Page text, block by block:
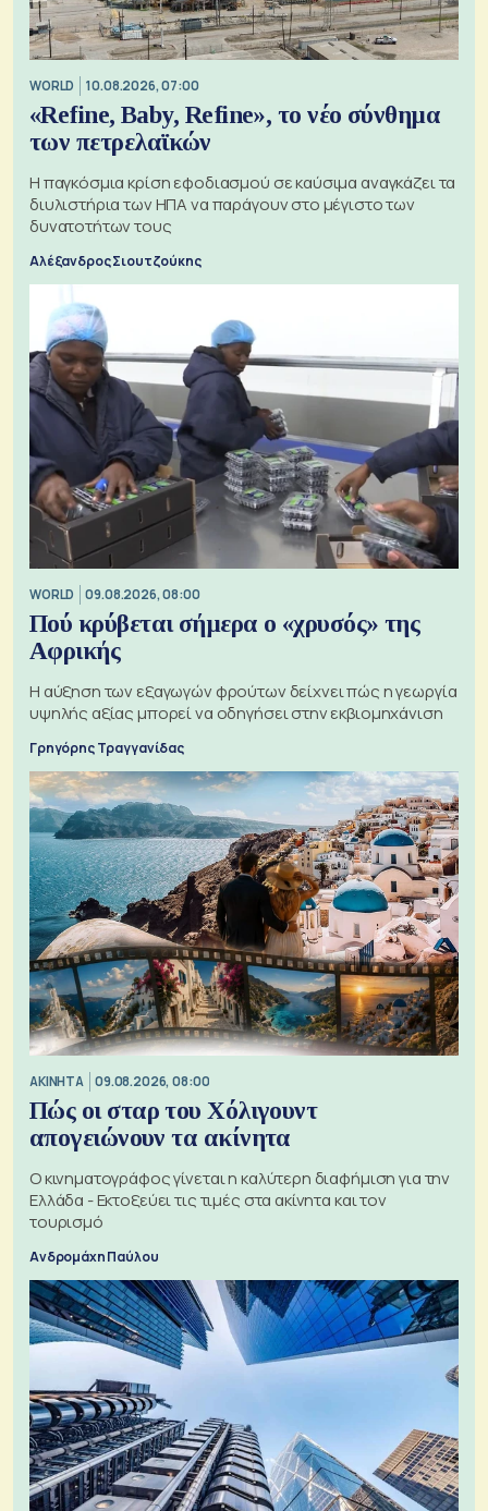
WORLD 10.08.2026, 07:00
«Refine, Baby, Refine», το νέο σύνθημα
των πετρελαϊκών
Η παγκόσμια κρίση εφοδιασμού σε καύσιμα αναγκάζει τα
διυλιστήρια των ΗΠΑ να παράγουν στο μέγιστο των
δυνατοτήτων τους
Αλέξανδρος Σιουτζούκης
WORLD 09.08.2026, 08:00
Πού κρύβεται σήμερα ο «χρυσός» της
Αφρικής
Η αύξηση των εξαγωγών φρούτων δείχνει πώς η γεωργία
υψηλής αξίας μπορεί να οδηγήσει στην εκβιομηχάνιση
Γρηγόρης Τραγγανίδας
ΑΚΙΝΗΤΑ 09.08.2026, 08:00
Πώς οι σταρ του Χόλιγουντ
απογειώνουν τα ακίνητα
Ο κινηματογράφος γίνεται η καλύτερη διαφήμιση για την
Ελλάδα - Εκτοξεύει τις τιμές στα ακίνητα και τον
τουρισμό
Ανδρομάχη Παύλου